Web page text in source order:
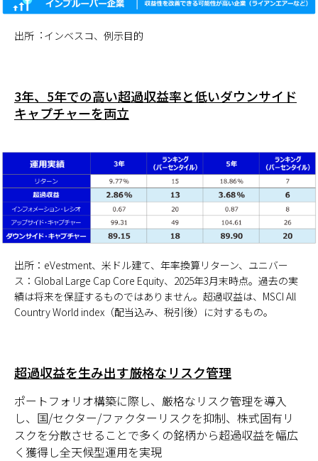
出所︓インベスコ、例示目的
3年、5年での高い超過収益率と低いダウンサイド
キャプチャーを両立
出所：eVestment、米ドル建て、年率換算リターン、ユニバー
ス：Global Large Cap Core Equity、2025年3月末時点。過去の実
績は将来を保証するものではありません。超過収益は、MSCI All
Country World index（配当込み、税引後）に対するもの。
超過収益を生み出す厳格なリスク管理
ポートフォリオ構築に際し、厳格なリスク管理を導入
し、国/セクター/ファクターリスクを抑制、株式固有リ
スクを分散させることで多くの銘柄から超過収益を幅広
く獲得し全天候型運用を実現